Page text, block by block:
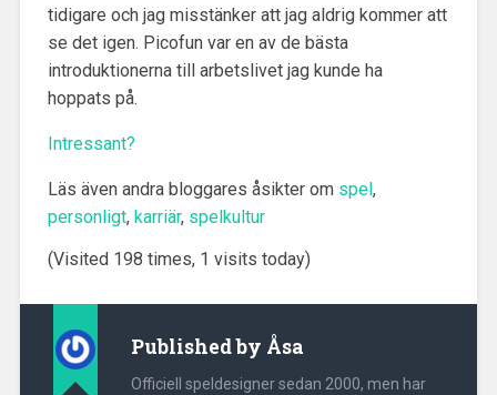
tidigare och jag misstänker att jag aldrig kommer att
se det igen. Picofun var en av de bästa
introduktionerna till arbetslivet jag kunde ha
hoppats på.
Intressant?
Läs även andra bloggares åsikter om spel,
personligt, karriär, spelkultur
(Visited 198 times, 1 visits today)
Published by Åsa
Officiell speldesigner sedan 2000, men har